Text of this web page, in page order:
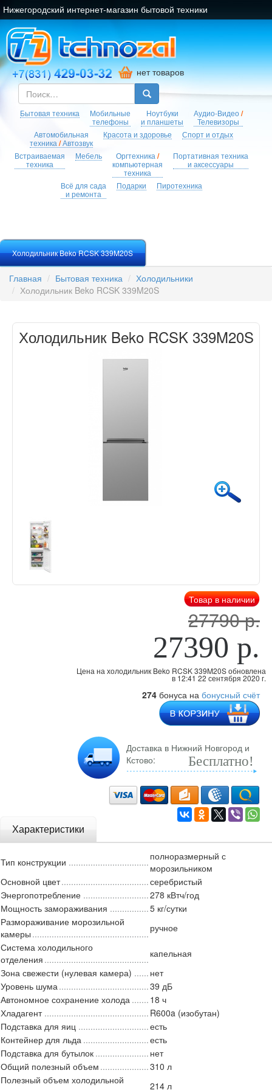
Нижегородский интернет-магазин бытовой техники
нет товаров
Бытовая техника
Мобильные
телефоны
Ноутбуки
и планшеты
Аудио-Видео/
Телевизоры
Автомобильная
техника /Автозвук
Красота и здоровье Спорт и отдых
Встраиваемая
техника
Мебель Оргтехника /
компьютерная
техника
Портативная техника
и аксессуары
Всё для сада
и ремонта
Подарки Пиротехника
Холодильник Beko RCSK 339M20S
Главная Бытовая техника
Холодильники
Холодильник Beko RCSK 339M20S
Холодильник Beko RCSK 339M20S
Товар в наличии
27790 р.
27390 р.
Цена на холодильник Beko RCSK 339M20S обновлена
в 12:41 22 сентября 2020 г.
274 бонуса на бонусный счёт
Доставка в Нижний Новгород и
Кстово:
Бесплатно!
Характеристики
Тип конструкции
полноразмерный с
морозильником
Основной цвет
серебристый
Энергопотребление
278 кВтч/год
Мощность замораживания
5 кг/сутки
Размораживание морозильной
камеры
ручное
Система холодильного
отделения
капельная
Зона свежести (нулевая камера)
нет
Уровень шума
39 дБ
Автономное сохранение холода
18 ч
Хладагент
R600a (изобутан)
Подставка для яиц
есть
Контейнер для льда
есть
Подставка для бутылок
нет
Общий полезный объем
310 л
Полезный объем холодильной
214 л